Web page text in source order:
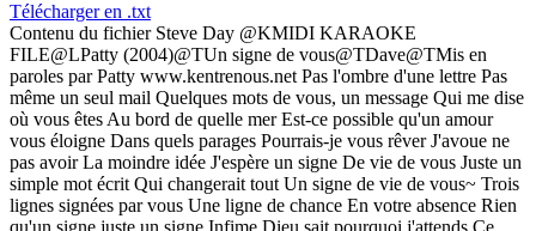
Télécharger en .txt
Contenu du fichier Steve Day @KMIDI KARAOKE
FILE@LPatty (2004)@TUn signe de vous@TDave@TMis en
paroles par Patty www.kentrenous.net Pas l'ombre d'une lettre Pas
même un seul mail Quelques mots de vous, un message Qui me dise
où vous êtes Au bord de quelle mer Est-ce possible qu'un amour
vous éloigne Dans quels parages Pourrais-je vous rêver J'avoue ne
pas avoir La moindre idée J'espère un signe De vie de vous Juste un
simple mot écrit Qui changerait tout Un signe de vie de vous~ Trois
lignes signées par vous Une ligne de chance En votre absence Rien